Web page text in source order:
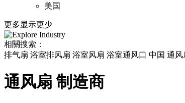
美国
更多显示更少
相關搜索：
排气扇 浴室排风扇 浴室风扇 浴室通风口 中国 通
通风扇 制造商